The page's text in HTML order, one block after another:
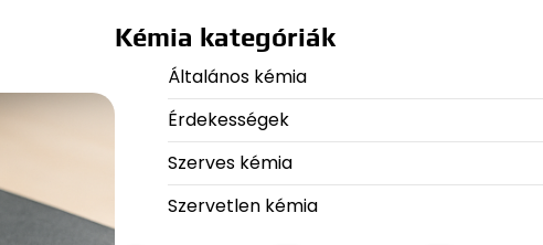
Kémia kategóriák
Általános kémia
Érdekességek
Szerves kémia
Szervetlen kémia